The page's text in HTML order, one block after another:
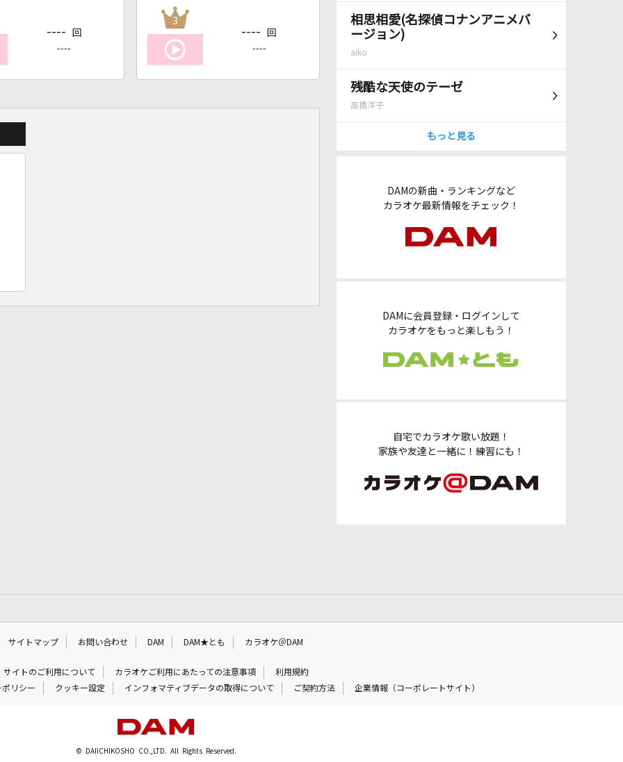
相思相愛(名探偵コナンアニメバ
ージョン)
aiko
残酷な天使のテーゼ
高橋洋子
もっと見る
DAMの新曲・ランキングなど
カラオケ最新情報をチェック！
DAMに会員登録・ログインして
カラオケをもっと楽しもう！
自宅でカラオケ歌い放題！
家族や友達と一緒に！練習にも！
---- 回
----
3
---- 回
----
サイトマップ お問い合わせ DAM DAM★とも カラオケ＠DAM
サイトのご利用について カラオケご利用にあたっての注意事項
利用規約
リシー
クッキー設定 インフォマティブデータの取得について ご契約方法 企業情報（コーポレートサイト）
© DAIICHIKOSHO CO.,LTD. All Rights Reserved.